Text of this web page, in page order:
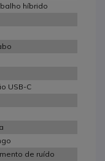
híbrido
USB-C
de ruído